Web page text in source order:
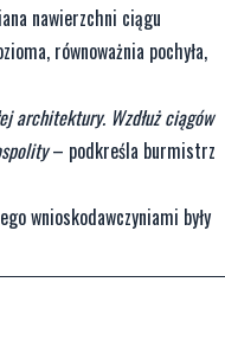
nawierzchni ciągu
równoważnia pochyła,
architektury. Wzdłuż ciągów
– podkreśla burmistrz
wnioskodawczyniami były